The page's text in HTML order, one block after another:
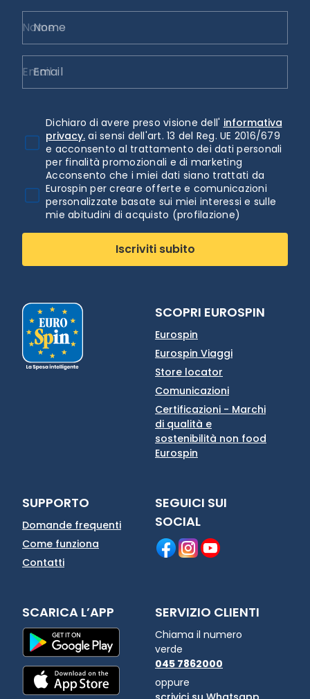
Nome
Email
Dichiaro di avere preso visione dell' informativa
privacy. ai sensi dell'art. 13 del Reg. UE 2016/679
e acconsento al trattamento dei dati personali
per finalità promozionali e di marketing
Acconsento che i miei dati siano trattati da
Eurospin per creare offerte e comunicazioni
personalizzate basate sui miei interessi e sulle
mie abitudini di acquisto (profilazione)
Iscriviti subito
SCOPRI EUROSPIN
Eurospin
Eurospin Viaggi
Store locator
Comunicazioni
Certificazioni - Marchi
di qualità e
sostenibilità non food
Eurospin
SUPPORTO
Domande frequenti
Come funziona
Contatti
SEGUICI SUI
SOCIAL
SCARICA L’APP SERVIZIO CLIENTI
Chiama il numero
verde
045 7862000
oppure